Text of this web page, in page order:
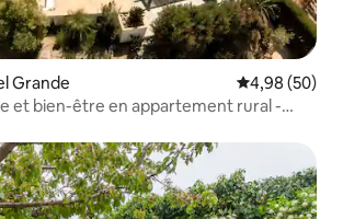
Grande Évaluation
4,98 (50)
et bien-être en appartement rural -